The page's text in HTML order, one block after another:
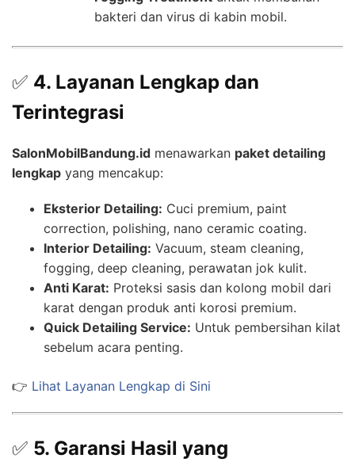
bakteri dan virus di kabin mobil.
✅ 4. Layanan Lengkap dan
Terintegrasi
SalonMobilBandung.id menawarkan paket detailing
lengkap yang mencakup:
Eksterior Detailing: Cuci premium, paint
correction, polishing, nano ceramic coating.
Interior Detailing: Vacuum, steam cleaning,
fogging, deep cleaning, perawatan jok kulit.
Anti Karat: Proteksi sasis dan kolong mobil dari
karat dengan produk anti korosi premium.
Quick Detailing Service: Untuk pembersihan kilat
sebelum acara penting.
👉 Lihat Layanan Lengkap di Sini
✅ 5. Garansi Hasil yang